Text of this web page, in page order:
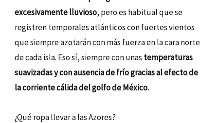
excesivamente lluvioso, pero es habitual que se
registren temporales atlánticos con fuertes vientos
que siempre azotarán con más fuerza en la cara norte
de cada isla. Eso sí, siempre con unas temperaturas
suavizadas y con ausencia de frío gracias al efecto de
la corriente cálida del golfo de México.
¿Qué ropa llevar a las Azores?